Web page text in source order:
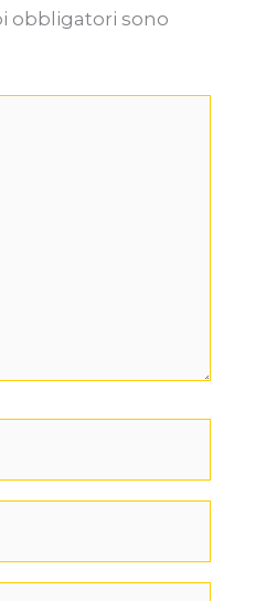
obbligatori sono